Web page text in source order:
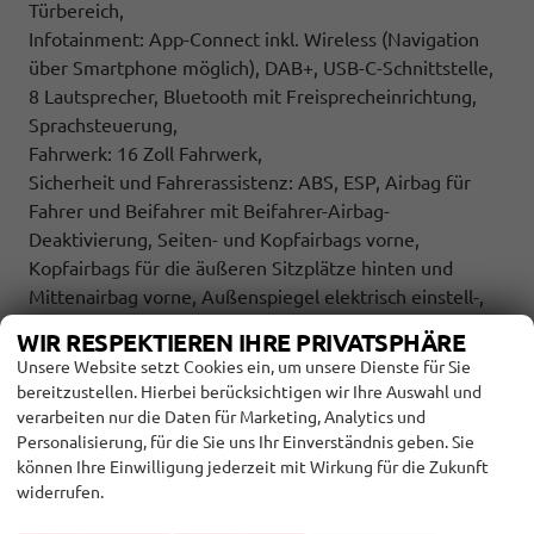
Türbereich,
Infotainment: App-Connect inkl. Wireless (Navigation
über Smartphone möglich), DAB+, USB-C-Schnittstelle,
8 Lautsprecher, Bluetooth mit Freisprecheinrichtung,
Sprachsteuerung,
Fahrwerk: 16 Zoll Fahrwerk,
Sicherheit und Fahrerassistenz: ABS, ESP, Airbag für
Fahrer und Beifahrer mit Beifahrer-Airbag-
Deaktivierung, Seiten- und Kopfairbags vorne,
Kopfairbags für die äußeren Sitzplätze hinten und
Mittenairbag vorne, Außenspiegel elektrisch einstell-,
beheiz- und anklappbar, Ausweichunterstützung mit
Abbiegeassistent, Automatische Distanzregelung ACC
mit ""stop & go"", Tire Mobility Set, Einparkhilfe im
Front- und Heckbereich, Ausparkassistent und
Ausstiegswarner, Verkehrszeichenerkennung,
Ablenkungs- und Müdigkeitserkennung,
Kreuzungsassistent, Notbremsassistent ""Front Assist""
WIR RESPEKTIEREN IHRE PRIVATSPHÄRE
Unsere Website setzt Cookies ein, um unsere Dienste für Sie
bereitzustellen. Hierbei berücksichtigen wir Ihre Auswahl und
verarbeiten nur die Daten für Marketing, Analytics und
Personalisierung, für die Sie uns Ihr Einverständnis geben. Sie
können Ihre Einwilligung jederzeit mit Wirkung für die Zukunft
widerrufen.